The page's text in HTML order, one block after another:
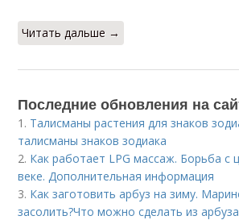
Читать дальше →
Последние обновления на
1. Талисманы растения для знаков
талисманы знаков зодиака
2. Как работает LPG массаж. Борьба с
веке. Дополнительная информация
3. Как заготовить арбуз на зиму.
засолить?Что можно сделать из